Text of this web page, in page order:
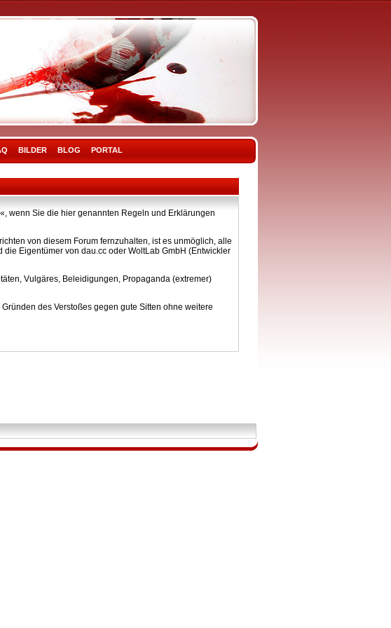
BILDER BLOG PORTAL
wenn Sie die hier genannten Regeln und Erklärungen
von diesem Forum fernzuhalten, ist es unmöglich, alle
Eigentümer von dau.cc oder WoltLab GmbH (Entwickler
Vulgäres, Beleidigungen, Propaganda (extremer)
des Verstoßes gegen gute Sitten ohne weitere